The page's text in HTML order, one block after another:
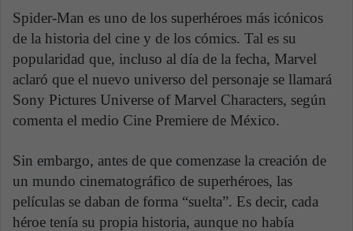
Spider-Man es uno de los superhéroes más icónicos
de la historia del cine y de los cómics. Tal es su
popularidad que, incluso al día de la fecha, Marvel
aclaró que el nuevo universo del personaje se llamará
Sony Pictures Universe of Marvel Characters, según
comenta el medio Cine Premiere de México.
Sin embargo, antes de que comenzase la creación de
un mundo cinematográfico de superhéroes, las
películas se daban de forma “suelta”. Es decir, cada
héroe tenía su propia historia, aunque no había